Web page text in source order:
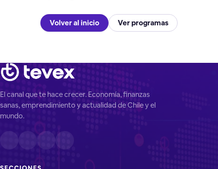
Volver al inicio Ver programas
El canal que te hace crecer. Economía, finanzas
sanas, emprendimiento y actualidad de Chile y el
mundo.